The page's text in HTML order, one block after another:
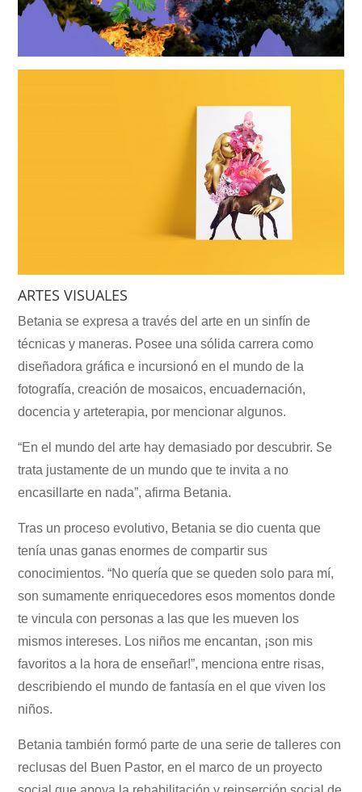
ARTES VISUALES
Betania se expresa a través del arte en un sinfín de
técnicas y maneras. Posee una sólida carrera como
diseñadora gráfica e incursionó en el mundo de la
fotografía, creación de mosaicos, encuadernación,
docencia y arteterapia, por mencionar algunos.
“En el mundo del arte hay demasiado por descubrir. Se
trata justamente de un mundo que te invita a no
encasillarte en nada”, afirma Betania.
Tras un proceso evolutivo, Betania se dio cuenta que
tenía unas ganas enormes de compartir sus
conocimientos. “No quería que se queden solo para mí,
son sumamente enriquecedores esos momentos donde
te vincula con personas a las que les mueven los
mismos intereses. Los niños me encantan, ¡son mis
favoritos a la hora de enseñar!”, menciona entre risas,
describiendo el mundo de fantasía en el que viven los
niños.
Betania también formó parte de una serie de talleres con
reclusas del Buen Pastor, en el marco de un proyecto